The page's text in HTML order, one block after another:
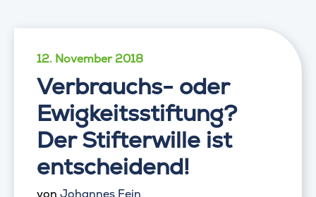
12. November 2018
Verbrauchs- oder
Ewigkeitsstiftung?
Der Stifterwille ist
entscheidend!
von Johannes Fein